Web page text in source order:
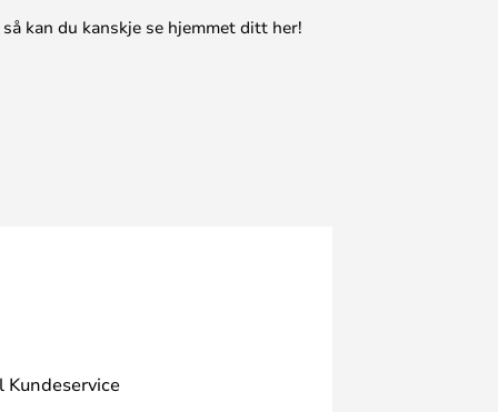
kan du kanskje se hjemmet ditt her!
Kundeservice